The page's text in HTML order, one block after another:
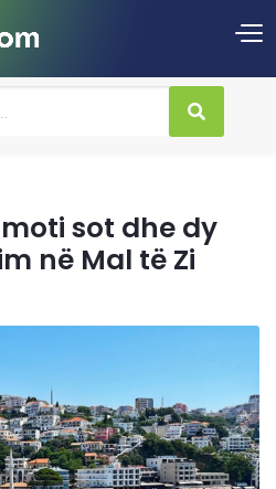
sot dhe dy
në Mal të Zi